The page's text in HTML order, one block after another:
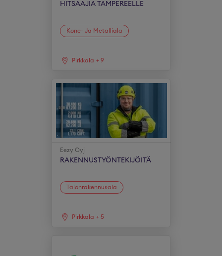
HITSAAJIA TAMPEREELLE
Kone- Ja Metalliala
Pirkkala + 9
Eezy Oyj
RAKENNUSTYÖNTEKIJÖITÄ
Talonrakennusala
Pirkkala + 5